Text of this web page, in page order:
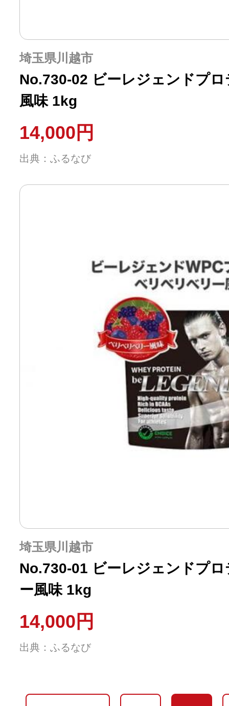
埼玉県川越市
No.730-02 ビーレジェンドプ
風味 1kg
14,000円
出典：ふるなび
埼玉県川越市
No.730-01 ビーレジェンドプ
ー風味 1kg
14,000円
出典：ふるなび